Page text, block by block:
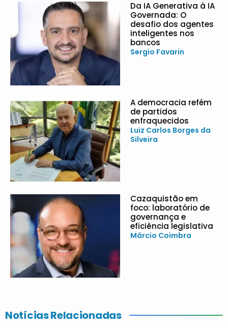
Da IA Generativa à IA
Governada: O
desafio dos agentes
inteligentes nos
bancos
Sergio Favarin
A democracia refém
de partidos
enfraquecidos
Luiz Carlos Borges da
Silveira
Cazaquistão em
foco: laboratório de
governança e
eficiência legislativa
Márcio Coimbra
Notícias Relacionadas